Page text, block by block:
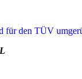
für den TÜV